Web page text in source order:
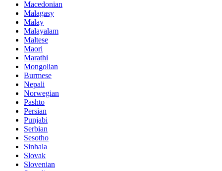
Macedonian
Malagasy
Malay
Malayalam
Maltese
Maori
Marathi
Mongolian
Burmese
Nepali
Norwegian
Pashto
Persian
Punjabi
Serbian
Sesotho
Sinhala
Slovak
Slovenian